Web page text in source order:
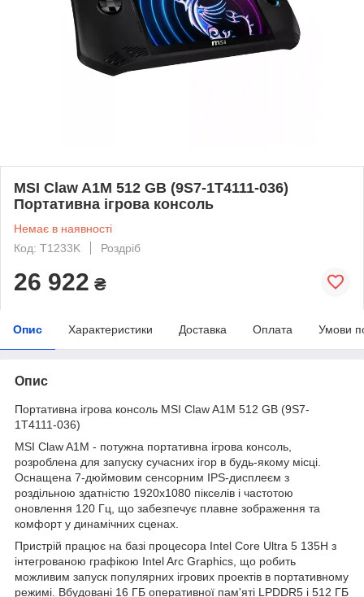
MSI Claw A1M 512 GB (9S7-1T4111-036)
Портативна ігрова консоль
Немає в наявності
Код: T1233K
Роздріб
26 922 ₴
Опис Характеристики Доставка Оплата Умови
Опис
Портативна ігрова консоль MSI Claw A1M 512 GB (9S7-
1T4111-036)
MSI Claw A1M - потужна портативна ігрова консоль,
розроблена для запуску сучасних ігор в будь-якому місці.
Оснащена 7-дюймовим сенсорним IPS-дисплеєм з
роздільною здатністю 1920x1080 пікселів і частотою
оновлення 120 Гц, що забезпечує плавне зображення та
комфорт у динамічних сценах.
Пристрій працює на базі процесора Intel Core Ultra 5 135H з
інтегрованою графікою Intel Arc Graphics, що робить
можливим запуск популярних ігрових проектів в портативному
режимі. Вбудовані 16 ГБ оперативної пам'яті LPDDR5 і 512 ГБ